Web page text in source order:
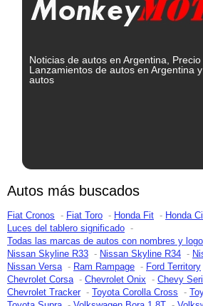
Noticias de autos en Argentina, Precio
Lanzamientos de autos en Argentina
autos
Autos más buscados
Fiat Cronos Fiat Toro Honda Fit
Honda
Luces del tablero significado
Todas las marcas de autos con nombres y
Nissan Skyline R33
Nissan Skyline R34
Nissan Versa
Ram Rampage Ford Territory
Chevrolet Corsa
Chevrolet Onix
Chevy
Chevrolet Tracker
Toyota Corolla Cross